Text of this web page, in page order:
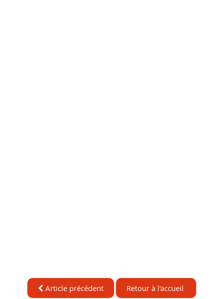
Article précédent Retour à l'accueil